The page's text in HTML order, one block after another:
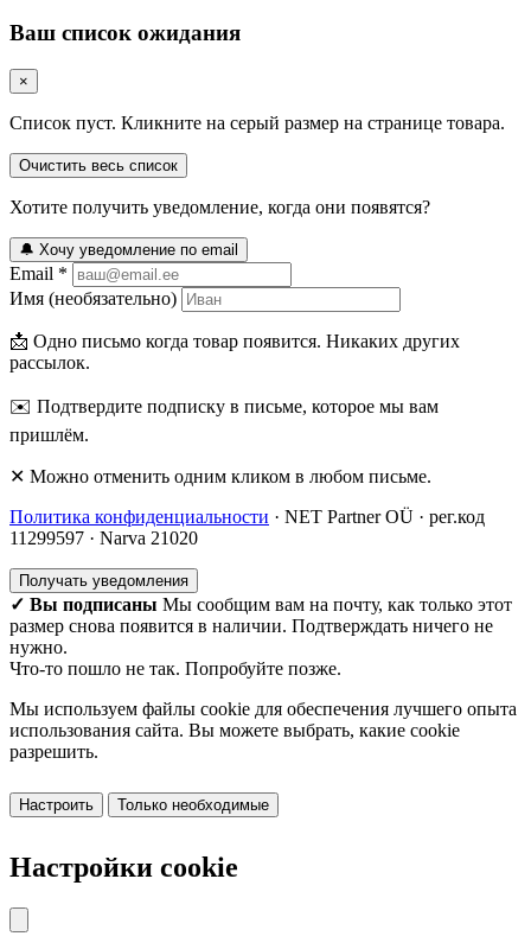
Ваш список ожидания
×
Список пуст. Кликните на серый размер на странице товара.
Очистить весь список
Хотите получить уведомление, когда они появятся?
🔔 Хочу уведомление по email
Email *
Имя (необязательно)
📩 Одно письмо когда товар появится. Никаких других
рассылок.
✉️ Подтвердите подписку в письме, которое мы вам
пришлём.
✕ Можно отменить одним кликом в любом письме.
Политика конфиденциальности · NET Partner OÜ · рег.код
11299597 · Narva 21020
Получать уведомления
✓ Вы подписаны Мы сообщим вам на почту, как только этот
размер снова появится в наличии. Подтверждать ничего не
нужно.
Что-то пошло не так. Попробуйте позже.
Мы используем файлы cookie для обеспечения лучшего опыта
использования сайта. Вы можете выбрать, какие cookie
разрешить.
Настроить Только необходимые
Настройки cookie